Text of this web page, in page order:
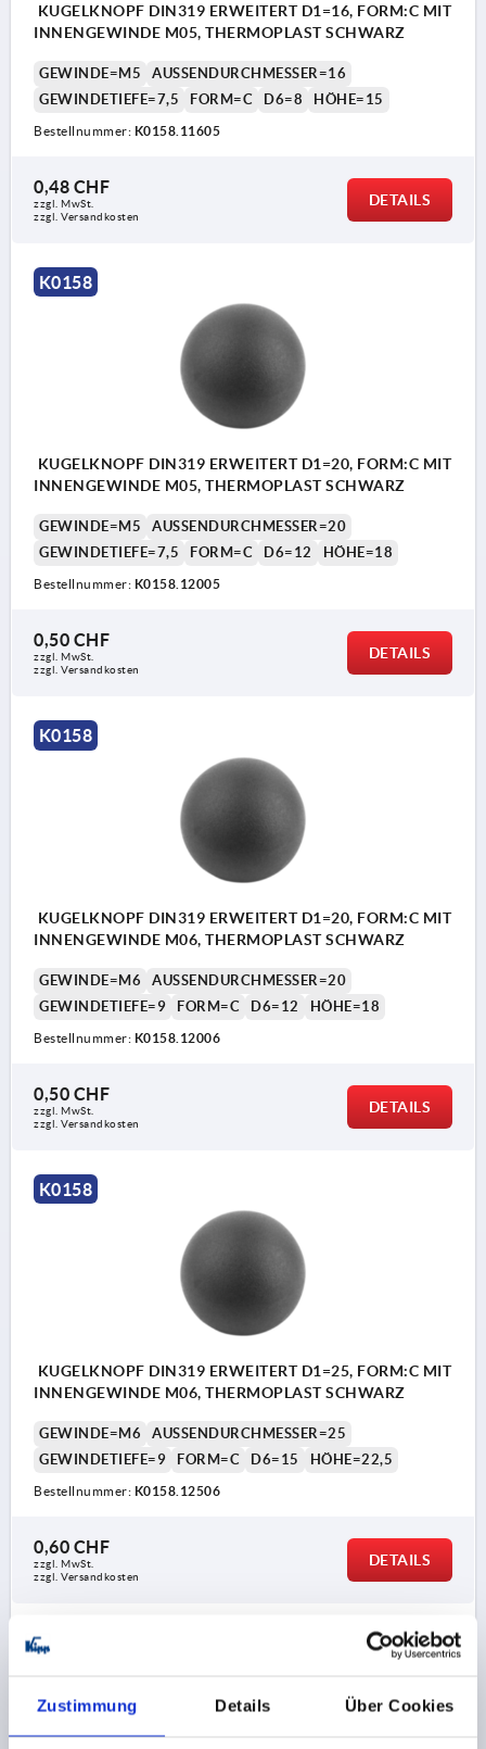
Zustimmung Details Über Cookies
KUGELKNOPF DIN319 ERWEITERT D1=16, FORM:C MIT
INNENGEWINDE M05, THERMOPLAST SCHWARZ
GEWINDE=M5
AUSSENDURCHMESSER=16
GEWINDETIEFE=7,5
FORM=C D6=8 HÖHE=15
Bestellnummer: K0158.11605
0,48 CHF
zzgl. MwSt.
zzgl. Versandkosten
DETAILS
K0158
KUGELKNOPF DIN319 ERWEITERT D1=20, FORM:C MIT
INNENGEWINDE M05, THERMOPLAST SCHWARZ
GEWINDE=M5
AUSSENDURCHMESSER=20
GEWINDETIEFE=7,5
FORM=C D6=12 HÖHE=18
Bestellnummer: K0158.12005
0,50 CHF
zzgl. MwSt.
zzgl. Versandkosten
DETAILS
K0158
KUGELKNOPF DIN319 ERWEITERT D1=20, FORM:C MIT
INNENGEWINDE M06, THERMOPLAST SCHWARZ
GEWINDE=M6
AUSSENDURCHMESSER=20
GEWINDETIEFE=9
FORM=C D6=12 HÖHE=18
Bestellnummer: K0158.12006
0,50 CHF
zzgl. MwSt.
zzgl. Versandkosten
DETAILS
K0158
KUGELKNOPF DIN319 ERWEITERT D1=25, FORM:C MIT
INNENGEWINDE M06, THERMOPLAST SCHWARZ
GEWINDE=M6
AUSSENDURCHMESSER=25
GEWINDETIEFE=9
FORM=C D6=15 HÖHE=22,5
Bestellnummer: K0158.12506
0,60 CHF
zzgl. MwSt.
zzgl. Versandkosten
DETAILS
K0158